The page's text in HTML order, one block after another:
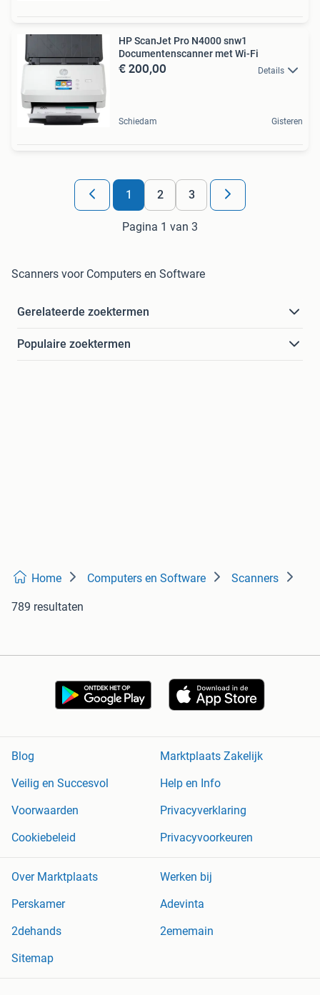
HP ScanJet Pro N4000 snw1
Documentenscanner met Wi-Fi
€ 200,00 Details
Schiedam Gisteren
1 2 3
Pagina 1 van 3
Scanners voor Computers en Software
Gerelateerde zoektermen
Populaire zoektermen
Home Computers en Software Scanners
789 resultaten
Blog
Marktplaats Zakelijk
Veilig en Succesvol
Help en Info
Voorwaarden
Privacyverklaring
Cookiebeleid
Privacyvoorkeuren
Over Marktplaats
Werken bij
Perskamer
Adevinta
2dehands
2ememain
Sitemap